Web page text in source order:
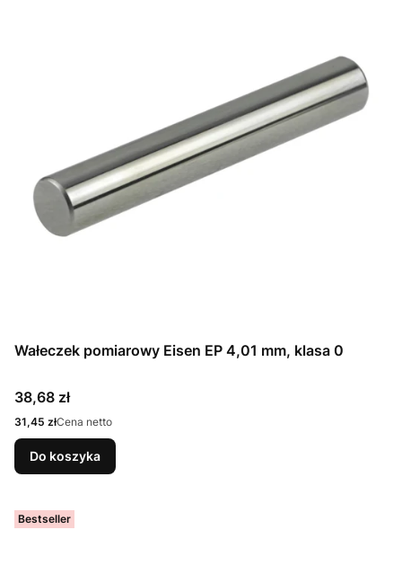
Wałeczek pomiarowy Eisen EP 4,01 mm, klasa 0
Cena
38,68 zł
Cena
31,45 złCena netto
Do koszyka
Bestseller